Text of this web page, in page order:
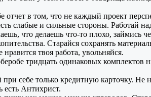
отчет в том, что не каждый проект
слабые и сильные стороны. Работай
что делаешь что-то плохо, займись
Старайся сохранять
нравится твоя работа, увольняйся.
тридцать одинаковых комплектов
при себе только кредитную карточку. Не
Антихрист.